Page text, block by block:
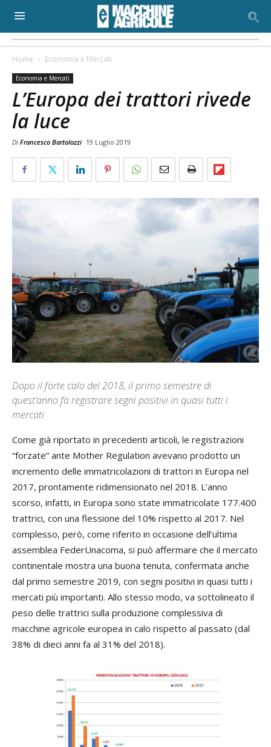
Home Economia e Mercati
Economia e Mercati
L’Europa dei trattori rivede
la luce
Di Francesco Bartolozzi 19 Luglio 2019
Dopo il forte calo del 2018, il primo semestre di
quest’anno fa registrare segni positivi in quasi tutti i
mercati
Come già riportato in precedenti articoli, le registrazioni
“forzate” ante Mother Regulation avevano prodotto un
incremento delle immatricolazioni di trattori in Europa nel
2017, prontamente ridimensionato nel 2018. L’anno
scorso, infatti, in Europa sono state immatricolate 177.400
trattrici, con una flessione del 10% rispetto al 2017. Nel
complesso, però, come riferito in occasione dell’ultima
assemblea FederUnacoma, si può affermare che il mercato
continentale mostra una buona tenuta, confermata anche
dal primo semestre 2019, con segni positivi in quasi tutti i
mercati più importanti. Allo stesso modo, va sottolineato il
peso delle trattrici sulla produzione complessiva di
macchine agricole europea in calo rispetto al passato (dal
38% di dieci anni fa al 31% del 2018).